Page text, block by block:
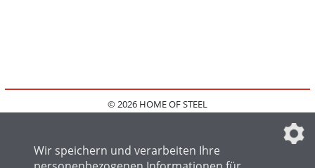
© 2026 HOME OF STEEL
IMPRESSUM
FAQ
DATENSCHUTZEINSTELLUNGEN
Wir speichern und verarbeiten Ihre